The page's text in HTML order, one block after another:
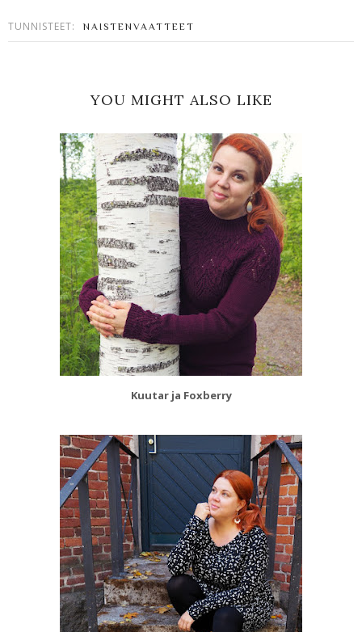
TUNNISTEET: NAISTENVAATTEET
YOU MIGHT ALSO LIKE
Kuutar ja Foxberry